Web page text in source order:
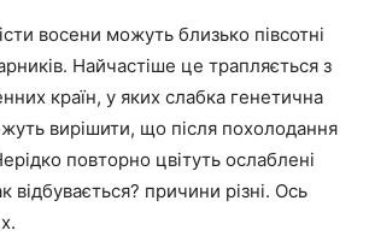
восени можуть близько півсотні
Найчастіше це трапляється з
країн, у яких слабка генетична
вирішити, що після похолодання
повторно цвітуть ослаблені
відбувається? причини різні. Ось